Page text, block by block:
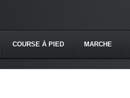
COURSE À PIED MARCHE